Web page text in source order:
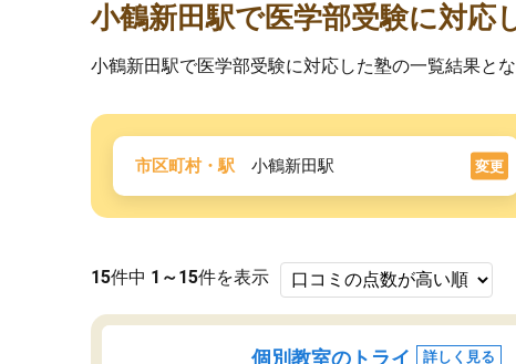
小鶴新田駅で医学部受験に対応
小鶴新田駅で医学部受験に対応した塾の一覧結果と
市区町村・駅 小鶴新田駅 変更
15件中 1～15件を表示
個別教室のトライ 詳しく見る